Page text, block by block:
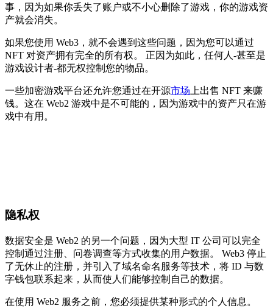
事，因为如果你丢失了账户或不小心删除了游戏，你的游戏资
产就会消失。
如果您使用 Web3，就不会遇到这些问题，因为您可以通过
NFT 对资产拥有完全的所有权。 正因为如此，任何人-甚至是
游戏设计者-都无权控制您的物品。
一些加密游戏平台还允许您通过在开源市场 上出售 NFT 来赚
钱。这在 Web2 游戏中是不可能的，因为游戏中的资产只在游
戏中有用。
隐私权
数据安全是 Web2 的另一个问题，因为大型 IT 公司可以完全
控制通过注册、问卷调查等方式收集的用户数据。 Web3 停止
了无休止的注册，并引入了域名命名服务等技术，将 ID 与数
字钱包联系起来，从而使人们能够控制自己的数据。
在使用 Web2 服务之前，您必须提供某种形式的个人信息。